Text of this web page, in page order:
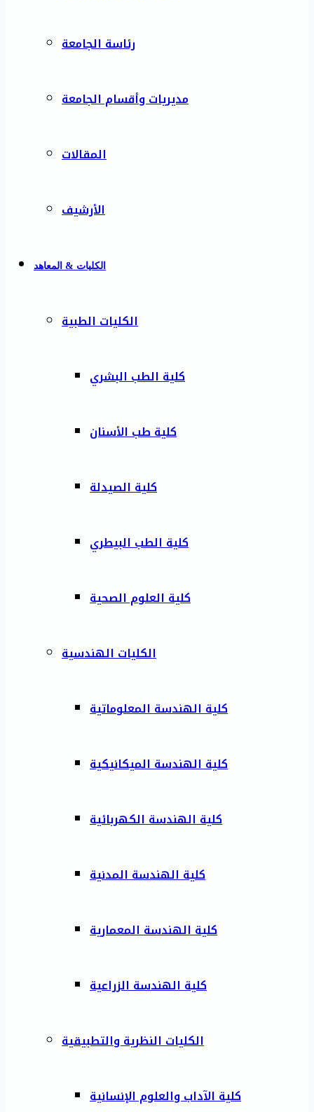
رئاسة الجامعة
مديريات وأقسام الجامعة
المقالات
الأرشيف
الكليات & المعاهد
الكليات الطبية
كلية الطب البشري
كلية طب الأسنان
كلية الصيدلة
كلية الطب البيطري
كلية العلوم الصحية
الكليات الهندسية
كلية الهندسة المعلوماتية
كلية الهندسة الميكانيكية
كلية الهندسة الكهربائية
كلية الهندسة المدنية
كلية الهندسة المعمارية
كلية الهندسة الزراعية
الكليات النظرية والتطبيقية
كلية الآداب والعلوم الإنسانية